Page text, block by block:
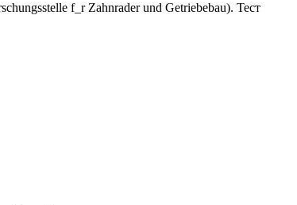
f_r Zahnrader und Getriebebau). Тест